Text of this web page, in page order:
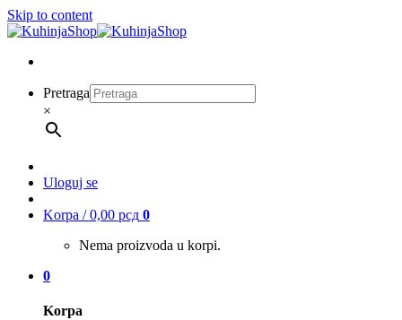
Skip to content
Pretraga
×
Uloguj se
Korpa /0,00 рсд 0
Nema proizvoda u korpi.
0
Korpa